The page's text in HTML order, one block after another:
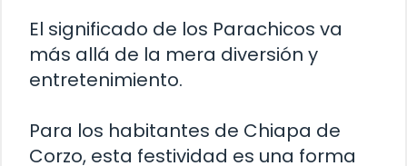
El significado de los Parachicos va
más allá de la mera diversión y
entretenimiento.
Para los habitantes de Chiapa de
Corzo, esta festividad es una forma